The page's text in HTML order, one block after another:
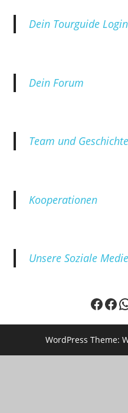
Dein Tourguide Login
Dein Forum
Team und Geschichte
Kooperationen
Unsere Soziale
WordPress Theme: